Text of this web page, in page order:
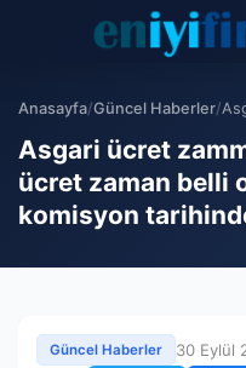
Anasayfa/Güncel Haberler/
Asgari ücret
ücret zaman belli
komisyon
Güncel Haberler
30 Eylül